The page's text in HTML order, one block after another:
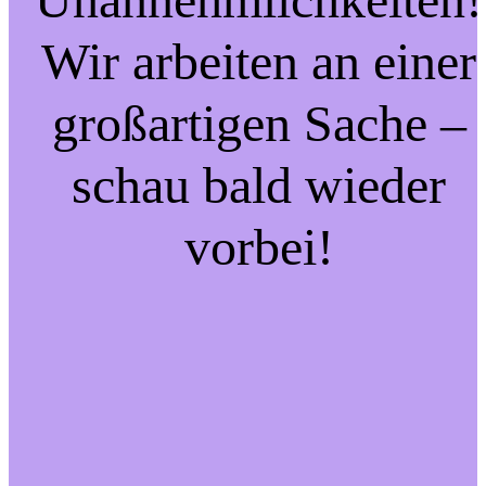
Wir arbeiten an einer
großartigen Sache –
schau bald wieder
vorbei!